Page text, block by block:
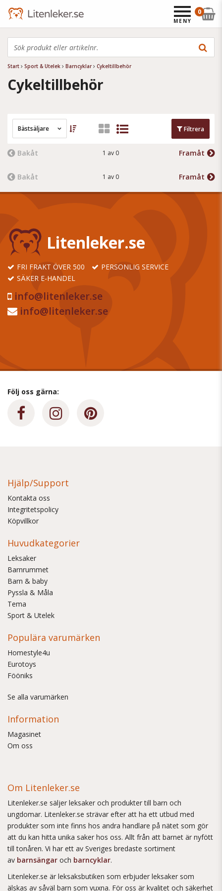
Start Sport & Utelek Barncyklar Cykeltillbehör
Cykeltillbehör
Bästsäljare Filtrera
Bakåt 1 av 0 Framåt
Bakåt 1 av 0 Framåt
Litenleker.se
FRI FRAKT ÖVER 500
PERSONLIG SERVICE
SÄKER E-HANDEL
info@litenleker.se
info@litenleker.se
Följ oss gärna:
Hjälp/Support
Kontakta oss
Integritetspolicy
Köpvillkor
Huvudkategorier
Leksaker
Barnrummet
Barn & baby
Pyssla & Måla
Tema
Sport & Utelek
Populära varumärken
Homestyle4u
Eurotoys
Fööniks
Se alla varumärken
Information
Magasinet
Om oss
Om Litenleker.se
Litenleker.se säljer leksaker och produkter till barn och
ungdomar. Litenleker.se strävar efter att ha ett utbud med
produkter som inte finns hos andra handlare på nätet som gör
att du kan hitta unika saker hos oss. Allt från att barnet är nyfött
till tonåren. Vi har ett av Sveriges bredaste sortiment
av barnsängar och barncyklar.
Litenleker.se är leksaksbutiken som erbjuder leksaker som
älskas av såväl barn som vuxna. För oss är kvalitet och säkerhet
0
MENY